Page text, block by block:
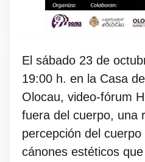
El sábado 23 de
19:00 h. en la Casa
Olocau, video-fórum
fuera del cuerpo, una
percepción del
cánones estéticos